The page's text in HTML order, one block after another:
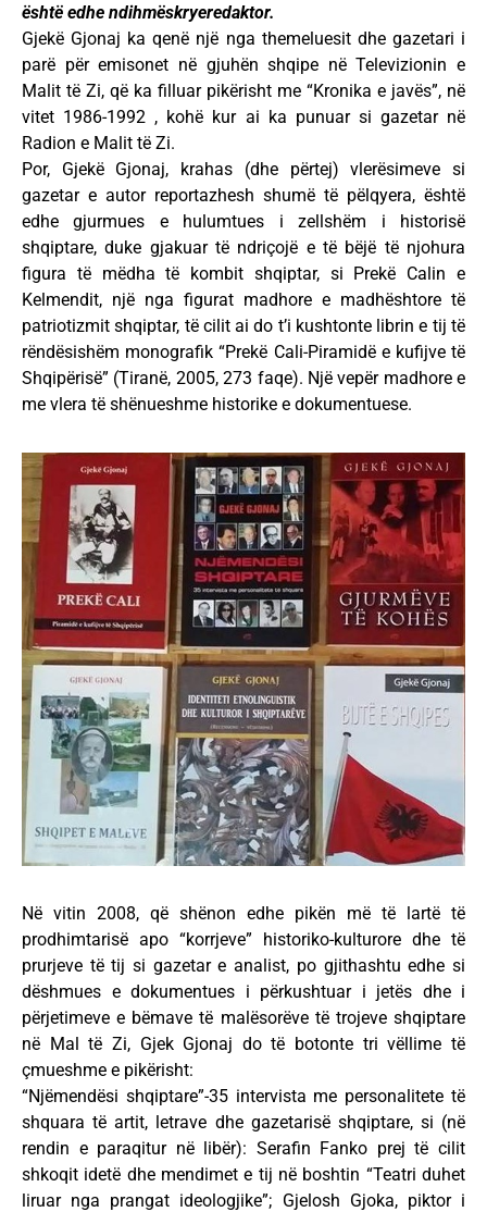
është edhe ndihmëskryeredaktor.
Gjekë Gjonaj ka qenë një nga themeluesit dhe gazetari i
parë për emisonet në gjuhën shqipe në Televizionin e
Malit të Zi, që ka filluar pikërisht me “Kronika e javës”, në
vitet 1986-1992 , kohë kur ai ka punuar si gazetar në
Radion e Malit të Zi.
Por, Gjekë Gjonaj, krahas (dhe përtej) vlerësimeve si
gazetar e autor reportazhesh shumë të pëlqyera, është
edhe gjurmues e hulumtues i zellshëm i historisë
shqiptare, duke gjakuar të ndriçojë e të bëjë të njohura
figura të mëdha të kombit shqiptar, si Prekë Calin e
Kelmendit, një nga figurat madhore e madhështore të
patriotizmit shqiptar, të cilit ai do t’i kushtonte librin e tij të
rëndësishëm monografik “Prekë Cali-Piramidë e kufijve të
Shqipërisë” (Tiranë, 2005, 273 faqe). Një vepër madhore e
me vlera të shënueshme historike e dokumentuese.
Në vitin 2008, që shënon edhe pikën më të lartë të
prodhimtarisë apo “korrjeve” historiko-kulturore dhe të
prurjeve të tij si gazetar e analist, po gjithashtu edhe si
dëshmues e dokumentues i përkushtuar i jetës dhe i
përjetimeve e bëmave të malësorëve të trojeve shqiptare
në Mal të Zi, Gjek Gjonaj do të botonte tri vëllime të
çmueshme e pikërisht:
“Njëmendësi shqiptare”-35 intervista me personalitete të
shquara të artit, letrave dhe gazetarisë shqiptare, si (në
rendin e paraqitur në libër): Serafin Fanko prej të cilit
shkoqit idetë dhe mendimet e tij në boshtin “Teatri duhet
liruar nga prangat ideologjike”; Gjelosh Gjoka, piktor i